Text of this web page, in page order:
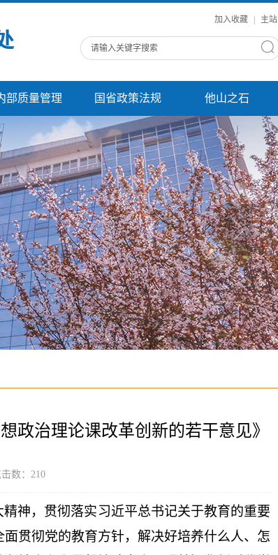
加入收藏 主站
部质量管理 国省政策法规 他山之石
政治理论课改革创新的若干意见》
数： 210
神，贯彻落实习近平总书记关于教育的重要
贯彻党的教育方针，解决好培养什么人、怎